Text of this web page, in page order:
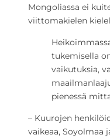
Mongoliassa ei
viittomakielen
tukemisella
vaikutuksia,
pienessä
– Kuurojen
vaikeaa, Soyolmaa